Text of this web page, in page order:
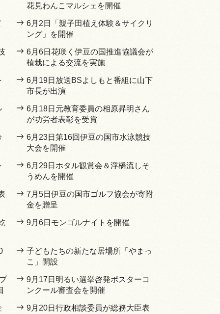
花見わんこマルシェを開催
6月2日「親子田植え体験＆サイクリ
ング」を開催
6月6日花咲く伊豆の国推進協議会が
植栽による交流を実施
6月19日放送BSよしもと番組に山下
市長が出演
6月18日元教育委員の相原昇明さん
が功労者表彰を受賞
6月23日第16回伊豆の国市水泳競技
大会を開催
6月29日ホタル観賞会＆浮橋流しそ
うめんを開催
7月5日伊豆の国市ゴルフ協会が寄附
金を贈呈
9月6日モンゴルナイトを開催
子どもたちの新たな居場所「やまっ
こ」開設
9月17日明るい選挙啓発ポスターコ
ンクール審査会を開催
9月20日行政相談委員が総務大臣表